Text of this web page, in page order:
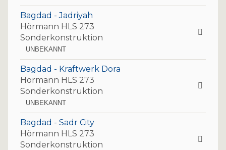
Bagdad - Jadriyah
Hörmann HLS 273
Sonderkonstruktion
UNBEKANNT
Bagdad - Kraftwerk Dora
Hörmann HLS 273
Sonderkonstruktion
UNBEKANNT
Bagdad - Sadr City
Hörmann HLS 273
Sonderkonstruktion